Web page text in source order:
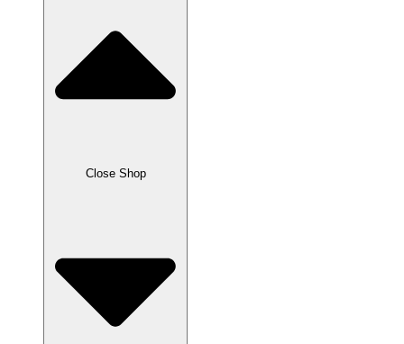
Close Shop